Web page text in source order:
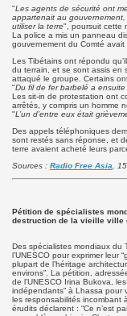
"Les agents de sécurité ont
appartenait au gouvernement,
utiliser la terre", poursuit cette
La police a mis un panneau
gouvernement du Comté avait
Les Tibétains ont répondu
du terrain, et se sont assis en
attaqué le groupe. Certains
"Du fil de fer barbelé a
Les sit-in de protestation ont
arrêtés, y compris un homme
"L’un d’entre eux était
Des appels téléphoniques
sont restés sans réponse, et
terre avaient acheté leurs
Sources : Radio Free Asia ,
Pétition de spécialistes
destruction de la vieille ville
Des spécialistes mondiaux
l’UNESCO pour exprimer leur
plupart de l’héritage
environs”. La pétition,
de l’UNESCO Irina Bukova,
indépendants” à Lhassa pour
les responsabilités incombant
érudits déclarent : “Ce n’est